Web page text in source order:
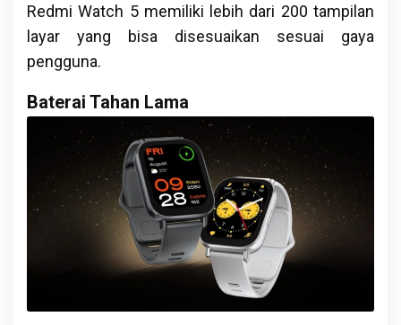
Redmi Watch 5 memiliki lebih dari 200 tampilan
layar yang bisa disesuaikan sesuai gaya
pengguna.
Baterai Tahan Lama